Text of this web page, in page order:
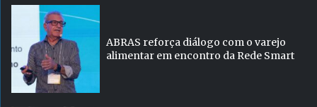
ABRAS reforça diálogo com o varejo
alimentar em encontro da Rede Smart